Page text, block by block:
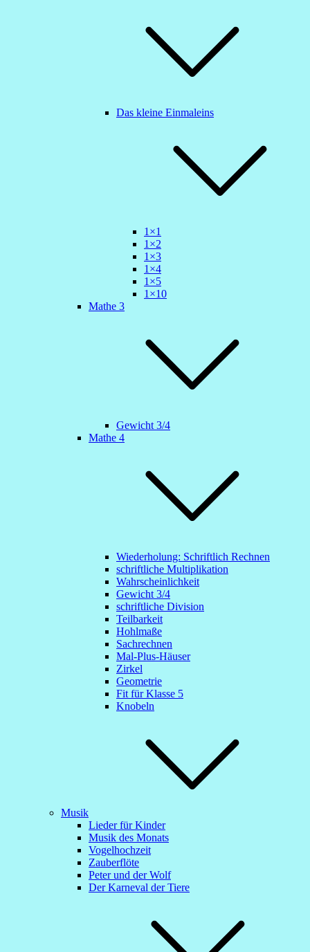
Das kleine Einmaleins
1×1
1×2
1×3
1×4
1×5
1×10
Mathe 3
Gewicht 3/4
Mathe 4
Wiederholung: Schriftlich Rechnen
schriftliche Multiplikation
Wahrscheinlichkeit
Gewicht 3/4
schriftliche Division
Teilbarkeit
Hohlmaße
Sachrechnen
Mal-Plus-Häuser
Zirkel
Geometrie
Fit für Klasse 5
Knobeln
Musik
Lieder für Kinder
Musik des Monats
Vogelhochzeit
Zauberflöte
Peter und der Wolf
Der Karneval der Tiere